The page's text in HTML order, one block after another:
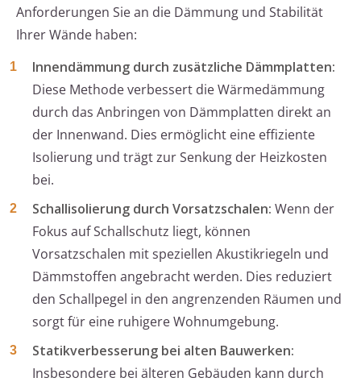
Anforderungen Sie an die Dämmung und Stabilität
Ihrer Wände haben:
Innendämmung durch zusätzliche Dämmplatten:
Diese Methode verbessert die Wärmedämmung
durch das Anbringen von Dämmplatten direkt an
der Innenwand. Dies ermöglicht eine effiziente
Isolierung und trägt zur Senkung der Heizkosten
bei.
Schallisolierung durch Vorsatzschalen: Wenn der
Fokus auf Schallschutz liegt, können
Vorsatzschalen mit speziellen Akustikriegeln und
Dämmstoffen angebracht werden. Dies reduziert
den Schallpegel in den angrenzenden Räumen und
sorgt für eine ruhigere Wohnumgebung.
Statikverbesserung bei alten Bauwerken:
Insbesondere bei älteren Gebäuden kann durch